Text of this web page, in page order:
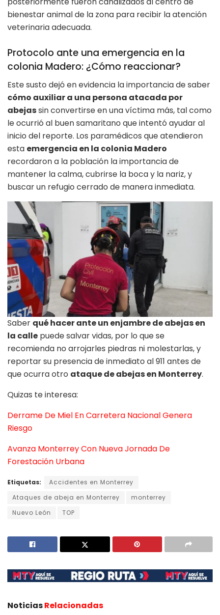
bienestar animal de la zona para recibir la atención
veterinaria adecuada.
Protocolo ante una emergencia en la
colonia Madero: ¿Cómo reaccionar?
Este susto dejó en evidencia la importancia de saber
cómo auxiliar a una persona atacada por
abejassin convertirse en una víctima más, tal como
le ocurrió al buen samaritano que intentó ayudar al
inicio del reporte. Los paramédicos que atendieron
esta emergencia en la colonia Madero
recordaron a la población la importancia de
mantener la calma, cubrirse la boca y la nariz, y
buscar un refugio cerrado de manera inmediata.
Saber qué hacer ante un enjambre de abejas en
la calle puede salvar vidas, por lo que se
recomienda no arrojarles piedras ni molestarlas, y
reportar su presencia de inmediato al 911 antes de
que ocurra otro ataque de abejas en Monterrey.
Quizas te interesa:
Derrame De Miel En Carretera Nacional Genera
Riesgo
Avanza Monterrey Con Nueva Jornada De
Forestación Urbana
Etiquetas:
Accidentes en Monterrey
Ataques de abeja en Monterrey
monterrey
Nuevo León
TOP
NoticiasRelacionadas